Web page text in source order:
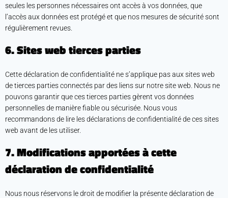
seules les personnes nécessaires ont accès à vos données, que
l’accès aux données est protégé et que nos mesures de sécurité sont
régulièrement revues.
6. Sites web tierces parties
Cette déclaration de confidentialité ne s’applique pas aux sites web
de tierces parties connectés par des liens sur notre site web. Nous ne
pouvons garantir que ces tierces parties gèrent vos données
personnelles de manière fiable ou sécurisée. Nous vous
recommandons de lire les déclarations de confidentialité de ces sites
web avant de les utiliser.
7. Modifications apportées à cette
déclaration de confidentialité
Nous nous réservons le droit de modifier la présente déclaration de